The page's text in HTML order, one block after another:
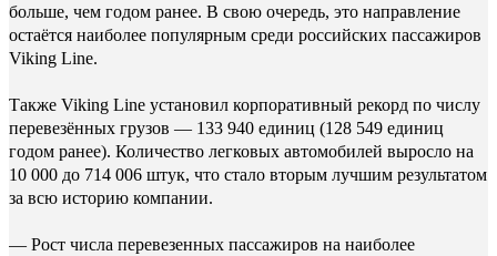
больше, чем годом ранее. В свою очередь, это направление
остаётся наиболее популярным среди российских пассажиров
Viking Line.
Также Viking Line установил корпоративный рекорд по числу
перевезённых грузов — 133 940 единиц (128 549 единиц
годом ранее). Количество легковых автомобилей выросло на
10 000 до 714 006 штук, что стало вторым лучшим результатом
за всю историю компании.
— Рост числа перевезенных пассажиров на наиболее